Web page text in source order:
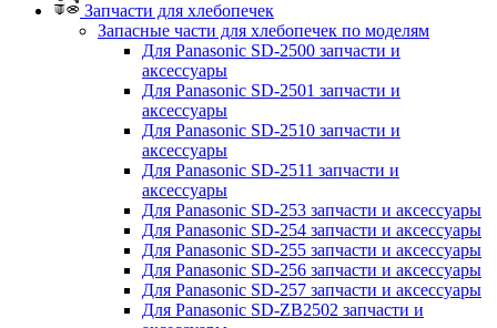
Запчасти для хлебопечек
Запасные части для хлебопечек по моделям
Для Panasonic SD-2500 запчасти и
аксессуары
Для Panasonic SD-2501 запчасти и
аксессуары
Для Panasonic SD-2510 запчасти и
аксессуары
Для Panasonic SD-2511 запчасти и
аксессуары
Для Panasonic SD-253 запчасти и аксессуары
Для Panasonic SD-254 запчасти и аксессуары
Для Panasonic SD-255 запчасти и аксессуары
Для Panasonic SD-256 запчасти и аксессуары
Для Panasonic SD-257 запчасти и аксессуары
Для Panasonic SD-ZB2502 запчасти и